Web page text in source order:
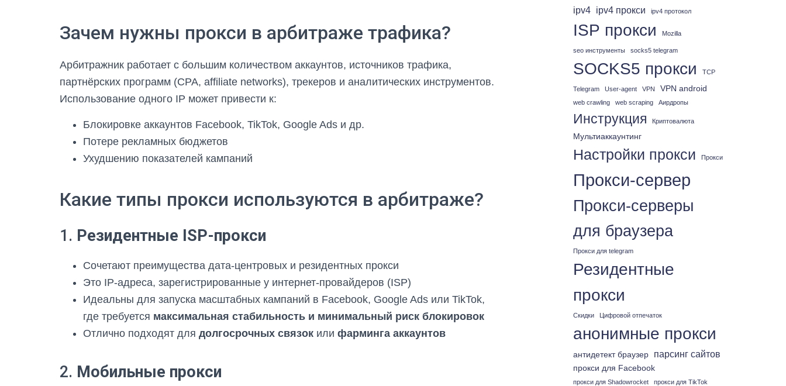
Зачем нужны прокси в арбитраже трафика?
Арбитражник работает с большим количеством аккаунтов, источников трафика,
партнёрских программ (CPA, affiliate networks), трекеров и аналитических инструментов.
Использование одного IP может привести к:
Блокировке аккаунтов Facebook, TikTok, Google Ads и др.
Потере рекламных бюджетов
Ухудшению показателей кампаний
Какие типы прокси используются в арбитраже?
1. Резидентные ISP-прокси
Сочетают преимущества дата-центровых и резидентных прокси
Это IP-адреса, зарегистрированные у интернет-провайдеров (ISP)
Идеальны для запуска масштабных кампаний в Facebook, Google Ads или TikTok,
где требуется максимальная стабильность и минимальный риск блокировок
Отлично подходят для долгосрочных связок или фарминга аккаунтов
2. Мобильные прокси
ipv4 ipv4 прокси ipv4 протокол
ISP прокси Mozilla
seo инструменты socks5 telegram
SOCKS5 прокси TCP
Telegram User-agent VPN VPN android
web crawling web scraping Аирдропы
Инструкция Криптовалюта
Мультиаккаунтинг
Настройки прокси Прокси
Прокси-сервер
Прокси-серверы
для браузера
Прокси для telegram
Резидентные
прокси
Скидки Цифровой отпечаток
анонимные прокси
антидетект браузер парсинг сайтов
прокси для Facebook
прокси для Shadowrocket
прокси для TikTok